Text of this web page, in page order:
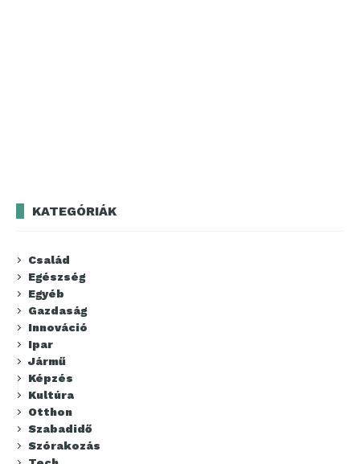
KATEGÓRIÁK
Család
Egészség
Egyéb
Gazdaság
Innováció
Ipar
Jármű
Képzés
Kultúra
Otthon
Szabadidő
Szórakozás